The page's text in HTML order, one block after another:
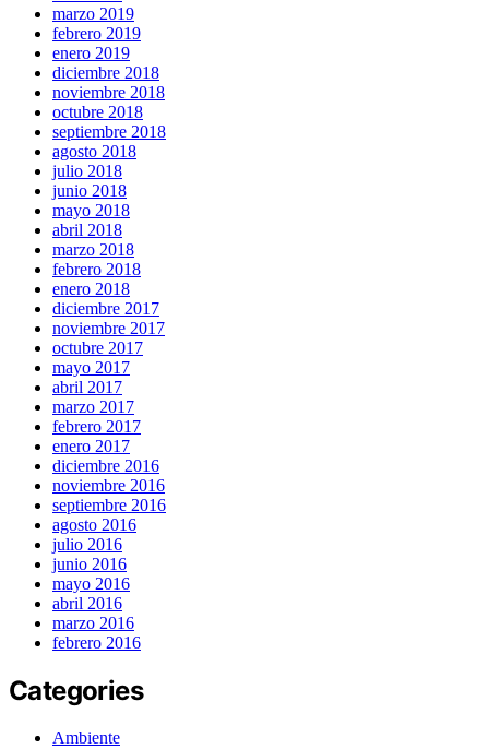
marzo 2019
febrero 2019
enero 2019
diciembre 2018
noviembre 2018
octubre 2018
septiembre 2018
agosto 2018
julio 2018
junio 2018
mayo 2018
abril 2018
marzo 2018
febrero 2018
enero 2018
diciembre 2017
noviembre 2017
octubre 2017
mayo 2017
abril 2017
marzo 2017
febrero 2017
enero 2017
diciembre 2016
noviembre 2016
septiembre 2016
agosto 2016
julio 2016
junio 2016
mayo 2016
abril 2016
marzo 2016
febrero 2016
Categories
Ambiente